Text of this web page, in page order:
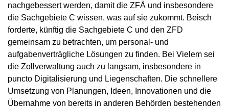
nachgebessert werden, damit die ZFÄ und insbesondere
die Sachgebiete C wissen, was auf sie zukommt. Beisch
forderte, künftig die Sachgebiete C und den ZFD
gemeinsam zu betrachten, um personal- und
aufgabenverträgliche Lösungen zu finden. Bei Vielem sei
die Zollverwaltung auch zu langsam, insbesondere in
puncto Digitalisierung und Liegenschaften. Die schnellere
Umsetzung von Planungen, Ideen, Innovationen und die
Übernahme von bereits in anderen Behörden bestehenden